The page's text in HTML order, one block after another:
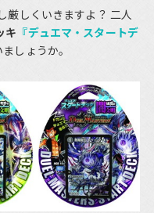
厳しくいきますよ？ 二人
キ 『デュエマ・スタートデ
しょうか。